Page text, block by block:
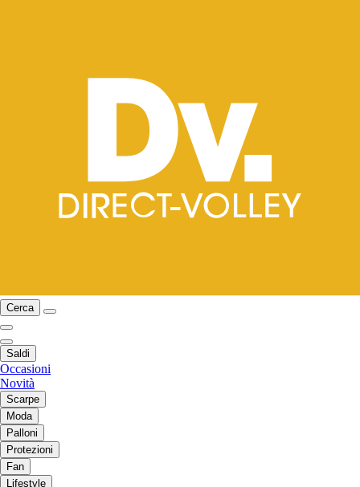
Cerca
Saldi
Occasioni
Novità
Scarpe
Moda
Palloni
Protezioni
Fan
Lifestyle